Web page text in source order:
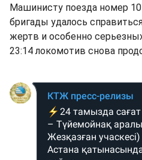
Машинисту поезда номер
бригады удалось
жертв и особенно
23:14 локомотив снова